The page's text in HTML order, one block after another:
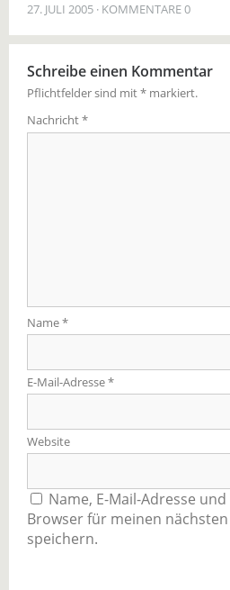
27. JULI 2005 KOMMENTARE 0
Schreibe einen Kommentar
Pflichtfelder sind mit* markiert.
Nachricht*
Name*
E-Mail-Adresse*
Website
Name, E-Mail-Adresse
Browser für meinen
speichern.